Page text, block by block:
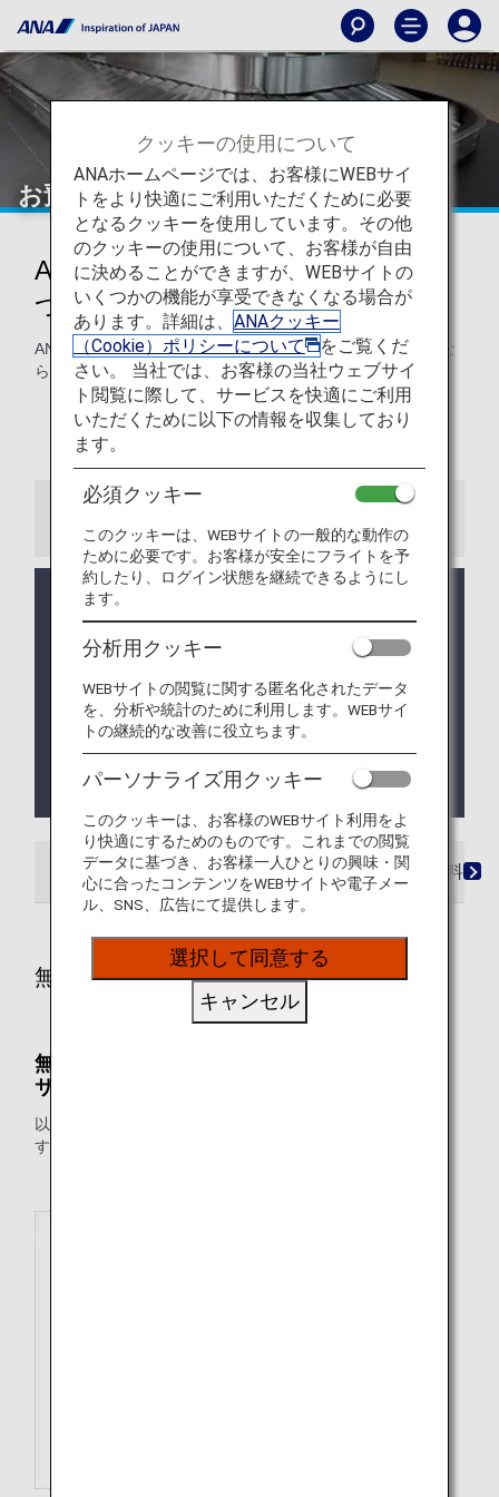
お預かりする手荷物
ANA便にてお預かりする手荷物に
ついて
ANA便でお預かりする手荷物の個数・重量・サイズ制限、な
らびに超過手荷物料金についてご案内します。
無料手荷物許容量を超えるお手荷物をお預かりする場
合、別途、超過手荷物料金を頂戴いたします。詳細は、
「超過手荷物料金」をご確認ください。
コードシェア便および他航空会社の運航便が旅程に
含まれる場合は、他社の手荷物ルールが適用になる
場合があります。
国際旅程に含まれる日本国内線は、国際線の手荷物
ルールが適用になります。
航空機での輸送が可能であるか、出発までに確認が
取れない場合は、輸送をお断りすることがあります
ので、あらかじめご了承ください。
無料でお預かりする手荷物許容量 超過手荷物料金
無料でお預かりする手荷物許容量
無料でお預かりする預入手荷物の個数・重量・
サイズに関するガイドライン
以下の表は、ANA国際線の手荷物ルールをまとめたもので
す。
クッキーの使用について
ANAホームページでは、お客様にWEBサイ
トをより快適にご利用いただくために必要
となるクッキーを使用しています。その他
のクッキーの使用について、お客様が自由
に決めることができますが、WEBサイトの
いくつかの機能が享受できなくなる場合が
あります。詳細は、 ANAクッキー
（Cookie）ポリシーについて
をご覧くだ
さい。 当社では、お客様の当社ウェブサイ
ト閲覧に際して、サービスを快適にご利用
いただくために以下の情報を収集しており
ます。
必須クッキー
このクッキーは、WEBサイトの一般的な動作の
ために必要です。お客様が安全にフライトを予
約したり、ログイン状態を継続できるようにし
ます。
分析用クッキー
WEBサイトの閲覧に関する匿名化されたデータ
を、分析や統計のために利用します。WEBサイ
トの継続的な改善に役立ちます。
パーソナライズ用クッキー
このクッキーは、お客様のWEBサイト利用をよ
り快適にするためのものです。これまでの閲覧
データに基づき、お客様一人ひとりの興味・関
心に合ったコンテンツをWEBサイトや電子メー
ル、SNS、広告にて提供します。
選択して同意する
キャンセル